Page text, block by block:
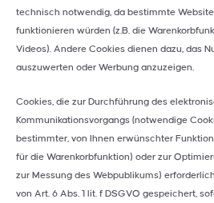
technisch notwendig, da bestimmte
funktionieren würden (z.B. die
Videos). Andere Cookies dienen dazu, das
auszuwerten oder Werbung anzuzeigen.
Cookies, die zur Durchführung des
Kommunikationsvorgangs (notwendige
bestimmter, von Ihnen erwünschter
für die Warenkorbfunktion) oder zur
zur Messung des Webpublikums)
von Art. 6 Abs. 1 lit. f DSGVO gespeichert,